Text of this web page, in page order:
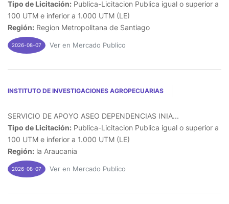
Tipo de Licitación: Publica-Licitacion Publica igual o superior a
100 UTM e inferior a 1.000 UTM (LE)
Región: Region Metropolitana de Santiago
2026-08-07 Ver en Mercado Publico
INSTITUTO DE INVESTIGACIONES AGROPECUARIAS
SERVICIO DE APOYO ASEO DEPENDENCIAS INIA...
Tipo de Licitación: Publica-Licitacion Publica igual o superior a
100 UTM e inferior a 1.000 UTM (LE)
Región: la Araucania
2026-08-07 Ver en Mercado Publico